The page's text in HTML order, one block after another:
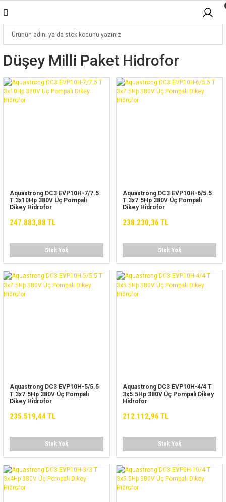
Düşey Milli Paket Hidrofor
Aquastrong DC3 EVP10H-7/7.5
T 3x10Hp 380V Üç Pompalı
Dikey Hidrofor
247.883,88 TL
Stok Yok
Aquastrong DC3 EVP10H-6/5.5
T 3x7.5Hp 380V Üç Pompalı
Dikey Hidrofor
238.230,36 TL
Stok Yok
Aquastrong DC3 EVP10H-5/5.5
T 3x7.5Hp 380V Üç Pompalı
Dikey Hidrofor
235.519,44 TL
Stok Yok
Aquastrong DC3 EVP10H-4/4 T
3x5.5Hp 380V Üç Pompalı Dikey
Hidrofor
212.112,96 TL
Stok Yok